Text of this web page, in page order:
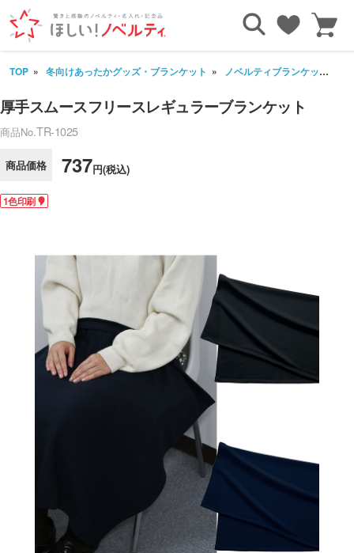
TOP 冬向けあったかグッズ・ブランケット ノベルティブランケット
厚手スムースフリースレギュラーブランケット
商品No.TR-1025
商品価格 737円(税込)
1色印刷